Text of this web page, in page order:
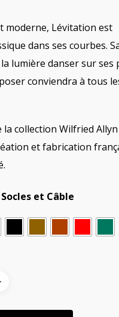
moderne, Lévitation est
dans ses courbes.
lumière danser sur ses
conviendra à tous
la collection Wilfried
et fabrication
et Câble